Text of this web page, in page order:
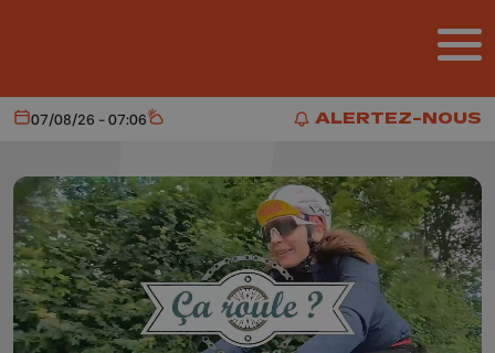
ALERTEZ-NOUS
ALERTEZ-NOUS
Aujourd'hui
07/08/26 - 07:06 Météo